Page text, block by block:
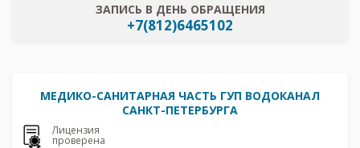
ЗАПИСЬ В ДЕНЬ ОБРАЩЕНИЯ
+7(812)6465102
МЕДИКО-САНИТАРНАЯ ЧАСТЬ ГУП ВОДОКАНАЛ
САНКТ-ПЕТЕРБУРГА
Лицензия
проверена